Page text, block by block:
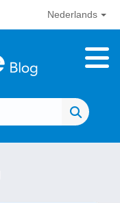
Nederlands